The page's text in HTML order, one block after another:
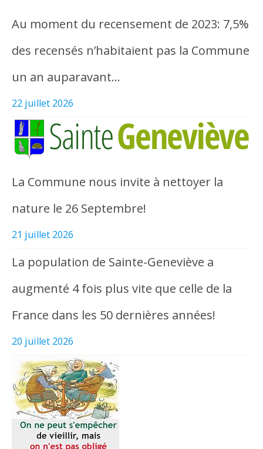
Au moment du recensement de 2023: 7,5%
des recensés n’habitaient pas la Commune
un an auparavant…
22 juillet 2026
La Commune nous invite à nettoyer la
nature le 26 Septembre!
21 juillet 2026
La population de Sainte-Geneviève a
augmenté 4 fois plus vite que celle de la
France dans les 50 dernières années!
20 juillet 2026